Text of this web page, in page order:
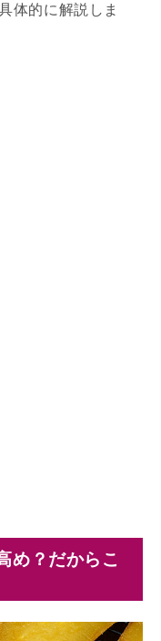
体的に解説しま
め？だからこ